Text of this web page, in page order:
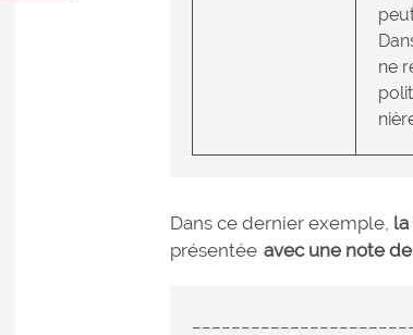
ne
Dans ce dernier exemple,
présentéeavec une note